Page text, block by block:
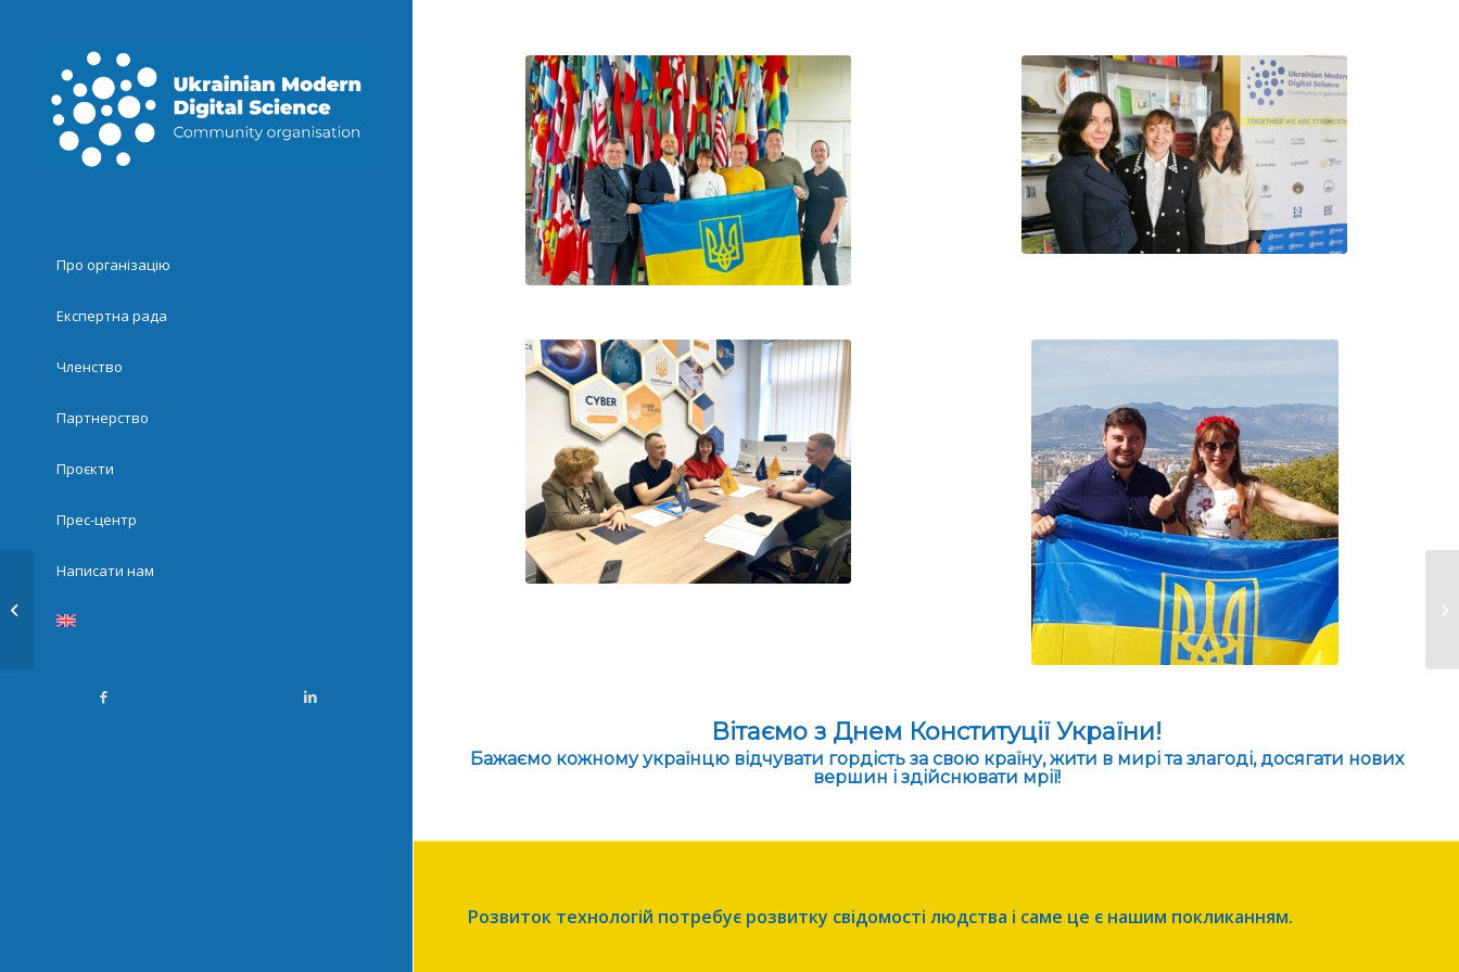
Про організацію
Експертна рада
Членство
Партнерство
Проєкти
Прес-центр
Написати нам
Вітаємо з Днем Конституції України!
Бажаємо кожному українцю відчувати гордість за свою країну, жити в мирі та злагоді, досягати нових
вершин і здійснювати мрії!
Розвиток технологій потребує розвитку свідомості людства і саме це є нашим покликанням.